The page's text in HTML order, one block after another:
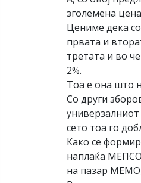
зголемена
Цениме дека
првата и
третата и во
2%.
Тоа е она што
Со други
сето тоа го
Како се
наплаќа МЕПСО,
на пазар МЕМО,